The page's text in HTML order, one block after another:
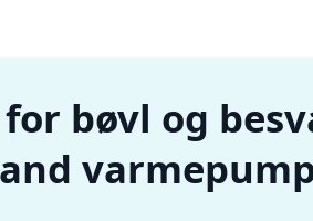
for bøvl og